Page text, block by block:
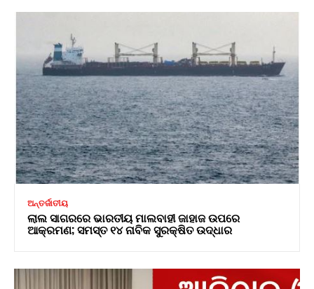
ଅନ୍ତର୍ଜାତୀୟ
ଲାଲ ସାଗରରେ ଭାରତୀୟ ମାଲବାହୀ ଜାହାଜ ଉପରେ
ଆକ୍ରମଣ; ସମସ୍ତ ୧୪ ନାବିକ ସୁରକ୍ଷିତ ଉଦ୍ଧାର